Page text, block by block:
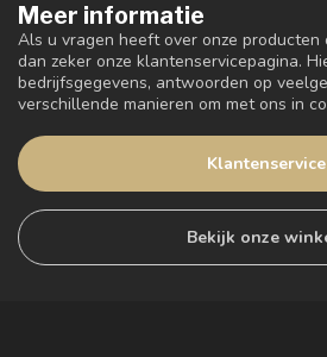
Meer informatie
Als u vragen heeft over onze producten
dan zeker onze klantenservicepagina.
bedrijfsgegevens, antwoorden op
verschillende manieren om met ons in
Klantenservice
Bekijk onze